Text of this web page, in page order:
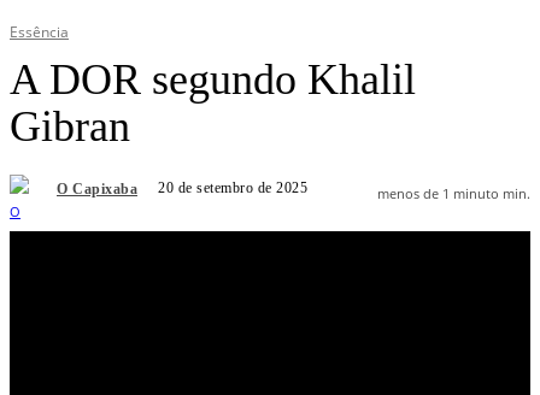
Essência
A DOR segundo Khalil
Gibran
O Capixaba 20 de setembro de 2025 menos de 1 minuto min.